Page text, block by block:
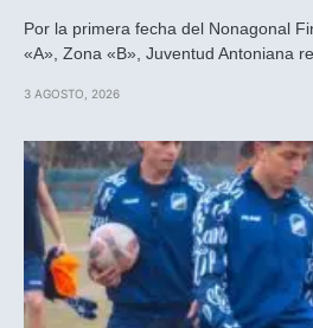
Por la primera fecha del Nonagonal
«A», Zona «B», Juventud Antoniana
3 AGOSTO, 2026